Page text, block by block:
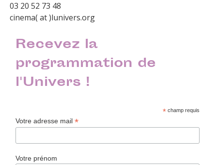
03 20 52 73 48
cinema( at )lunivers.org
Recevez la
programmation de
l'Univers !
* champ requis
Votre adresse mail*
Votre prénom